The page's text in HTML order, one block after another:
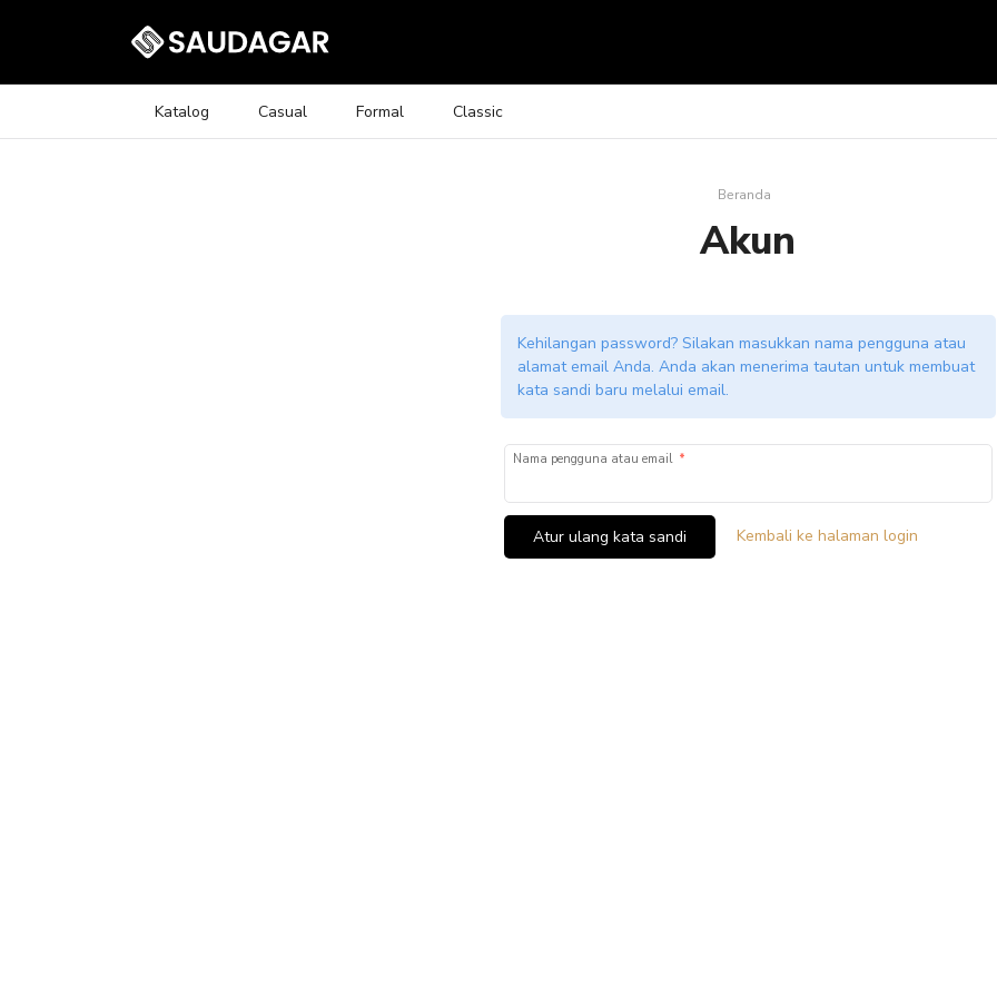
Katalog Casual Formal Classic
Beranda
Akun
Kehilangan password? Silakan masukkan nama pengguna atau
alamat email Anda. Anda akan menerima tautan untuk membuat
kata sandi baru melalui email.
Nama pengguna atau email *Wajib
Atur ulang kata sandi Kembali ke halaman login